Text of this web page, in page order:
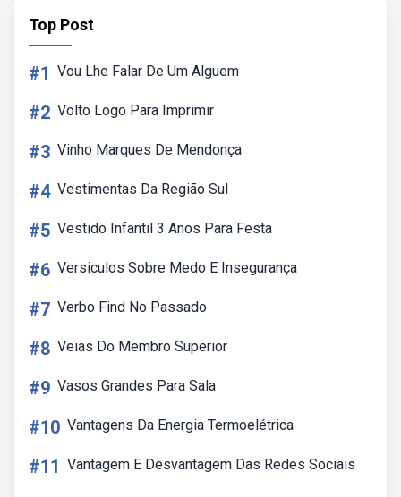
Top Post
#1 Vou Lhe Falar De Um Alguem
#2 Volto Logo Para Imprimir
#3 Vinho Marques De Mendonça
#4 Vestimentas Da Região Sul
#5 Vestido Infantil 3 Anos Para Festa
#6 Versiculos Sobre Medo E Insegurança
#7 Verbo Find No Passado
#8 Veias Do Membro Superior
#9 Vasos Grandes Para Sala
#10 Vantagens Da Energia Termoelétrica
#11 Vantagem E Desvantagem Das Redes Sociais